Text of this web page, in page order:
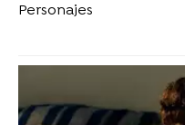
Personajes